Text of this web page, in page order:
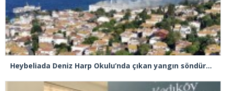
Heybeliada Deniz Harp Okulu’nda çıkan yangın söndürüldü